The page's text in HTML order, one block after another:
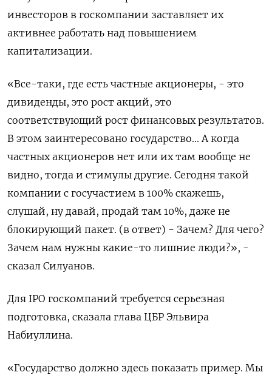
инвесторов в госкомпании заставляет их
активнее работать над повышением
капитализации.
«Все-таки, где есть частные акционеры, - это
дивиденды, это рост акций, это
соответствующий рост финансовых результатов.
В этом заинтересовано государство... А когда
частных акционеров нет или их там вообще не
видно, тогда и стимулы другие. Сегодня такой
компании с госучастием в 100% скажешь,
слушай, ну давай, продай там 10%, даже не
блокирующий пакет. (в ответ) - Зачем? Для чего?
Зачем нам нужны какие-то лишние люди?», -
сказал Силуанов.
Для IPO госкомпаний требуется серьезная
подготовка, сказала глава ЦБР Эльвира
Набиуллина.
«Государство должно здесь показать пример. Мы